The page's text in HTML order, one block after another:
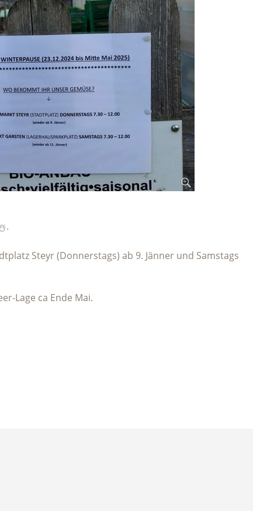
.
Steyr (Donnerstags) ab 9. Jänner und Samstags
Lage ca Ende Mai.